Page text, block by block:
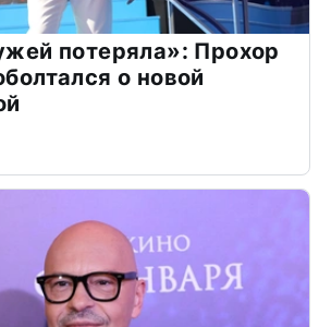
потеряла»: Прохор
о новой